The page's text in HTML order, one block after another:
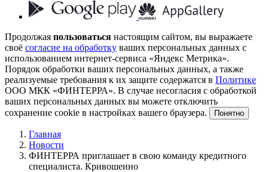
Продолжая пользоваться настоящим сайтом, вы выражаете
своё согласие на обработку ваших персональных данных с
использованием интернет-сервиса «Яндекс Метрика».
Порядок обработки ваших персональных данных, а также
реализуемые требования к их защите содержатся в Политике
ООО МКК «ФИНТЕРРА». В случае несогласия с обработкой
ваших персональных данных вы можете отключить
сохранение cookie в настройках вашего браузера.
Понятно
Главная
Новости
ФИНТЕРРА приглашает в свою команду кредитного
специалиста. Кривошеино